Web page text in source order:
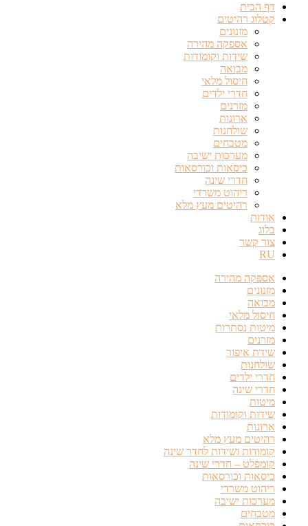
דף הבית
קטלוג רהיטים
מזנונים
אספקה מהירה
שידות וקומודות
מבואה
חיסול מלאי
חדרי ילדים
מזרנים
ארונות
שולחנות
מטבחים
מערכות ישיבה
כיסאות וכורסאות
חדרי שינה
ריהוט משרדי
רהיטים מעץ מלא
אודות
בלוג
צור קשר
RU
אספקה מהירה
מזנונים
מבואה
חיסול מלאי
מיטות נסתרות
מזרנים
שידת איפור
שולחנות
חדרי ילדים
חדרי שינה
מיטות
שידות וקומודות
ארונות
רהיטים מעץ מלא
קומודות ושידות לחדר שינה
קומפלט – חדרי שינה
כיסאות וכורסאות
ריהוט משרדי
מערכות ישיבה
מטבחים